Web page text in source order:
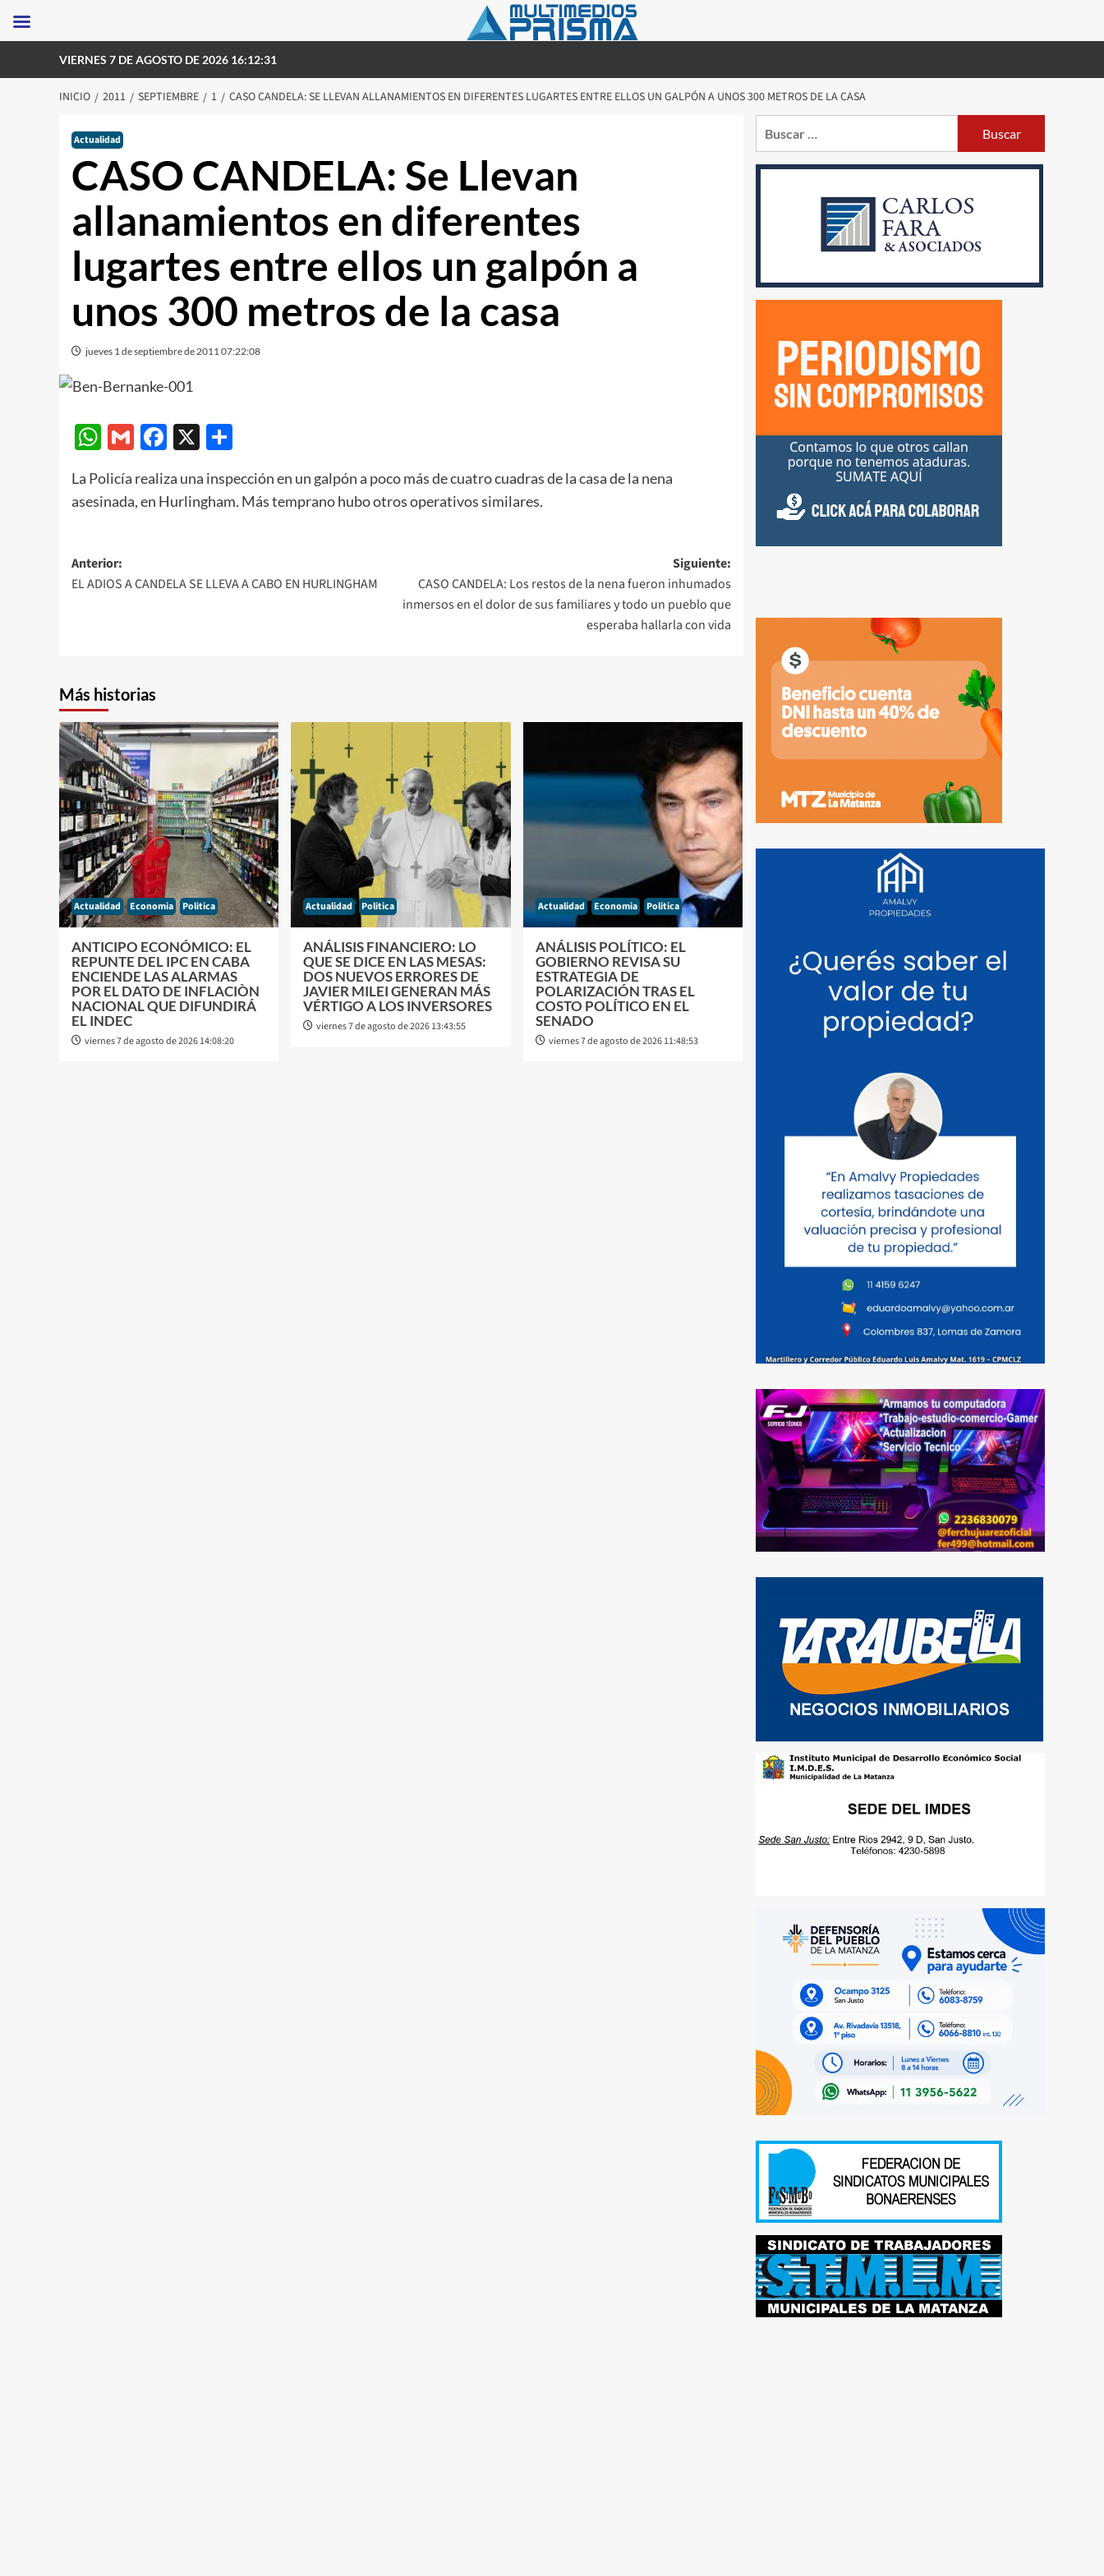
VIERNES 7 DE AGOSTO DE 2026 16:12:31
INICIO 2011 SEPTIEMBRE 1 CASO CANDELA: SE LLEVAN ALLANAMIENTOS EN DIFERENTES LUGARTES ENTRE ELLOS UN GALPÓN A UNOS 300 METROS DE LA CASA
Actualidad
CASO CANDELA: Se Llevan
allanamientos en diferentes
lugartes entre ellos un galpón a
unos 300 metros de la casa
jueves 1 de septiembre de 2011 07:22:08
WhatsApp
GmailFacebook
X
La Policía realiza una inspección en un galpón a poco más de cuatro cuadras de la casa de la nena
asesinada, en Hurlingham. Más temprano hubo otros operativos similares.
Navegación
de
Anterior:
EL ADIOS A CANDELA SE LLEVA A CABO EN HURLINGHAM
Siguiente:
CASO CANDELA: Los restos de la nena fueron inhumados
inmersos en el dolor de sus familiares y todo un pueblo que
esperaba hallarla con vida
Más historias
Actualidad Economia Politica
ANTICIPO ECONÓMICO: EL
REPUNTE DEL IPC EN CABA
ENCIENDE LAS ALARMAS
POR EL DATO DE INFLACIÒN
NACIONAL QUE DIFUNDIRÁ
EL INDEC
viernes 7 de agosto de 2026 14:08:20
Actualidad Politica
ANÁLISIS FINANCIERO: LO
QUE SE DICE EN LAS MESAS:
DOS NUEVOS ERRORES DE
JAVIER MILEI GENERAN MÁS
VÉRTIGO A LOS INVERSORES
viernes 7 de agosto de 2026 13:43:55
Actualidad Economia Politica
ANÁLISIS POLÍTICO: EL
GOBIERNO REVISA SU
ESTRATEGIA DE
POLARIZACIÓN TRAS EL
COSTO POLÍTICO EN EL
SENADO
viernes 7 de agosto de 2026 11:48:53